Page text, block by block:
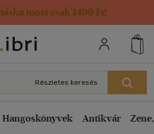
most csak 1499 Ft!
adatai
Részletes keresés
Hangoskönyvek Antikvár